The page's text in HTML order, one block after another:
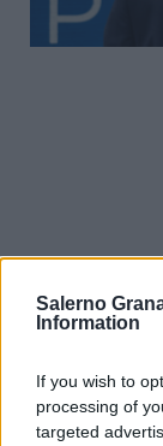
Salerno
Information
If you wish to
processing of
targeted